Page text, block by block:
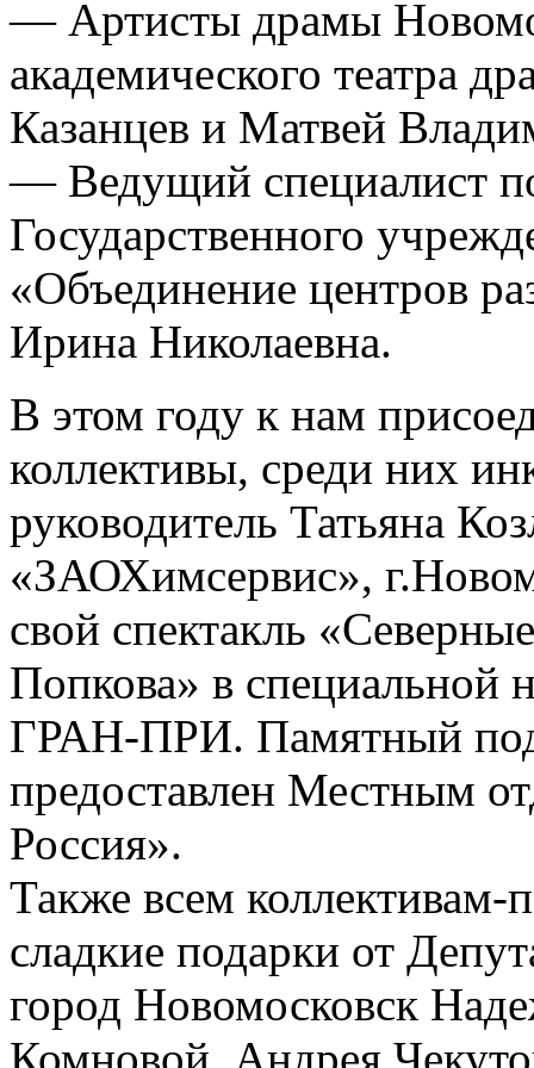
— Артисты драмы
академического театра
Казанцев и Матвей
— Ведущий специалист
Государственного
«Объединение центров
Ирина Николаевна.
В этом году к нам
коллективы, среди них
руководитель Татьяна
«ЗАОХимсервис»,
свой спектакль
Попкова» в специальной
ГРАН-ПРИ. Памятный
предоставлен Местным
Россия».
Также всем
сладкие подарки от
город Новомосковск